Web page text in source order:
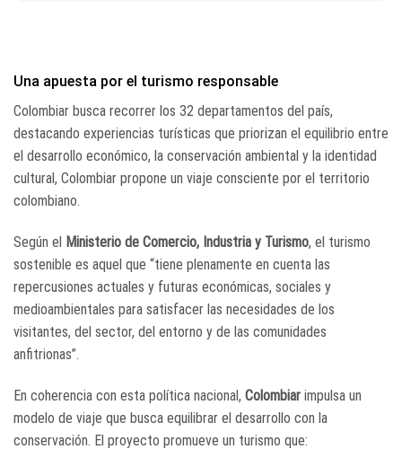
Una apuesta por el turismo responsable
Colombiar busca recorrer los 32 departamentos del país,
destacando experiencias turísticas que priorizan el equilibrio entre
el desarrollo económico, la conservación ambiental y la identidad
cultural, Colombiar propone un viaje consciente por el territorio
colombiano.
Según el Ministerio de Comercio, Industria y Turismo, el turismo
sostenible es aquel que “tiene plenamente en cuenta las
repercusiones actuales y futuras económicas, sociales y
medioambientales para satisfacer las necesidades de los
visitantes, del sector, del entorno y de las comunidades
anfitrionas”.
En coherencia con esta política nacional, Colombiar impulsa un
modelo de viaje que busca equilibrar el desarrollo con la
conservación. El proyecto promueve un turismo que: